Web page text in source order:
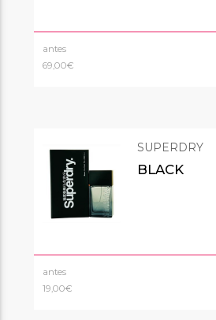
antes
69,00€
SUPERDRY
BLACK
antes
19,00€